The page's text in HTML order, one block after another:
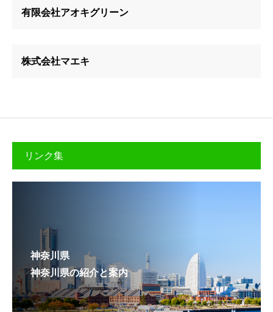
有限会社アオキグリーン
株式会社マエキ
リンク集
神奈川県
神奈川県の紹介と案内